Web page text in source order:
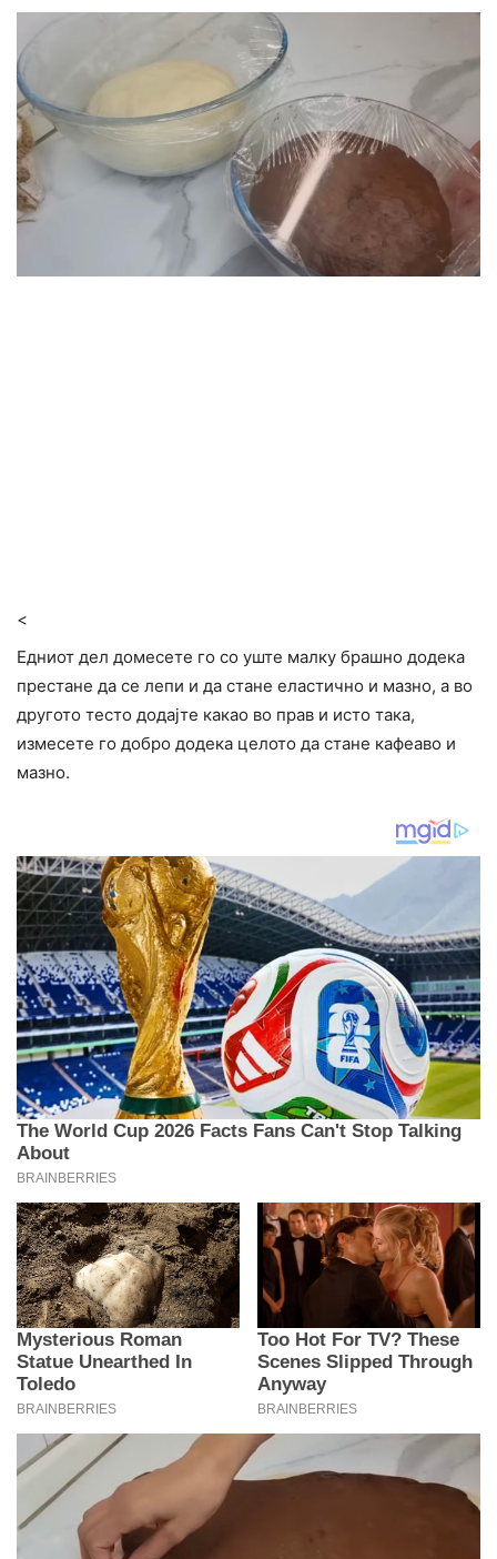
<
Едниот дел домесете го со уште малку брашно додека
престане да се лепи и да стане еластично и мазно, а во
другото тесто додајте какао во прав и исто така,
измесете го добро додека целото да стане кафеаво и
мазно.